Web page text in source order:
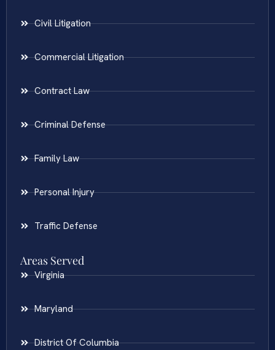
Civil Litigation
Commercial Litigation
Contract Law
Criminal Defense
Family Law
Personal Injury
Traffic Defense
Areas Served
Virginia
Maryland
District Of Columbia